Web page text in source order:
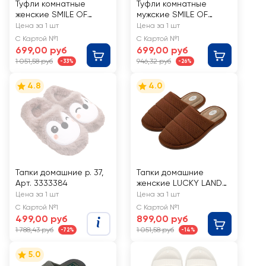
Туфли комнатные
женские SMILE OF
MILADY открытые р.
36–43, Арт. 352-034
Цена за 1 шт
С Картой №1
699,00 руб
1 051,58 руб -33%
Туфли комнатные
мужские SMILE OF
MISTER открытые р.
40–47, Арт. А-67-143
Цена за 1 шт
С Картой №1
699,00 руб
946,32 руб -26%
4.8
Тапки домашние р. 37,
Арт. 3333384
Цена за 1 шт
С Картой №1
499,00 руб
1 788,43 руб -72%
4.0
Тапки домашние
женские LUCKY LAND
р. 36–41, Арт. 5108W-
CH-C
Цена за 1 шт
С Картой №1
899,00 руб
1 051,58 руб -14%
5.0